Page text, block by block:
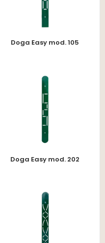
Doga Easy mod. 105
Doga Easy mod. 202